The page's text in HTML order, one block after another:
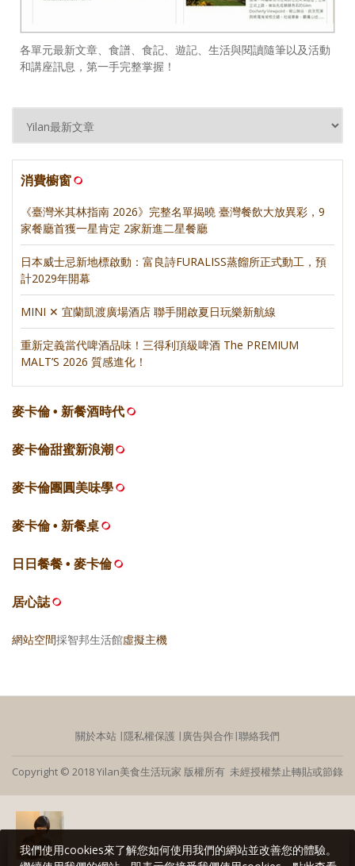
各單元最新文章、食譜、食記、遊記、生活與閱讀隨筆以及活動
和講座訊息，第一手完整掌握！
消費櫥窗
《臺灣米其林指南 2026》完整名單揭曉 臺灣餐飲大放異彩，9
家餐廳首獲一星肯定 2家新進二星餐廳
日本威士忌新地標啟動：富良詩FURALISS蒸餾所正式動工，預
計2029年開幕
MINI ✕ 宜蘭凱渡廣場酒店 聯手開啟夏日玩樂新航線
重新定義當代啤酒品味！三得利頂級啤酒 The PREMIUM
MALT’S 2026 質感進化！
麥卡倫 • 新餐酒時代
麥卡倫甜蜜新浪潮
麥卡倫團圓美味學
麥卡倫 • 新餐桌
日日餐餐 • 麥卡倫
居心誌
網站空間採智邦生活館虛擬主機
關於本站 ∣隱私權保護 ∣廣告與合作∣聯絡我們
Copyright © 2018 Yilan美食生活玩家 版權所有 未經授權禁止轉貼或節錄
我們使用cookies來了解您如何使用我們的網站並改善您的體驗。